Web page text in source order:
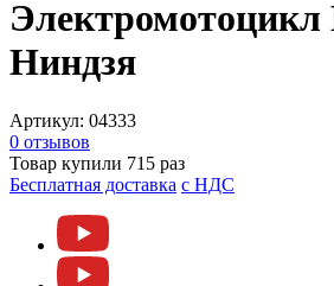
Электромотоцикл
Ниндзя
Артикул: 04333
0 отзывов
Товар купили 715 раз
Бесплатная доставка c НДС